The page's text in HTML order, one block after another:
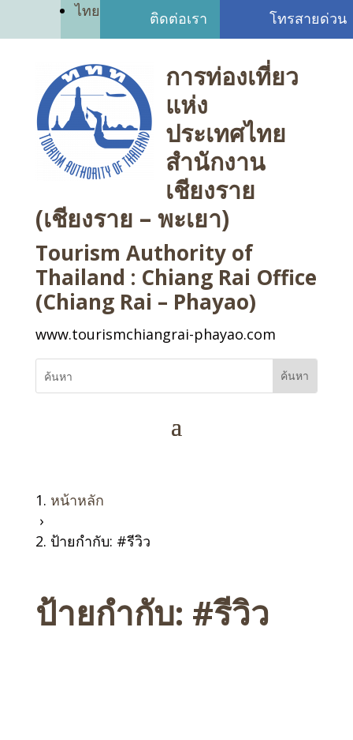
ไทย ติดต่อเรา โทรสายด่วน
การท่องเที่ยว
แห่ง
ประเทศไทย
สำนักงาน
เชียงราย
(เชียงราย – พะเยา)
Tourism Authority of
Thailand : Chiang Rai Office
(Chiang Rai – Phayao)
www.tourismchiangrai-phayao.com
หน้าหลัก
›
ป้ายกำกับ: #รีวิว
ป้ายกำกับ: #รีวิว